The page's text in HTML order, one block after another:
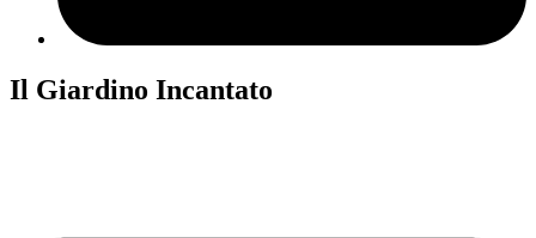
Il Giardino Incantato